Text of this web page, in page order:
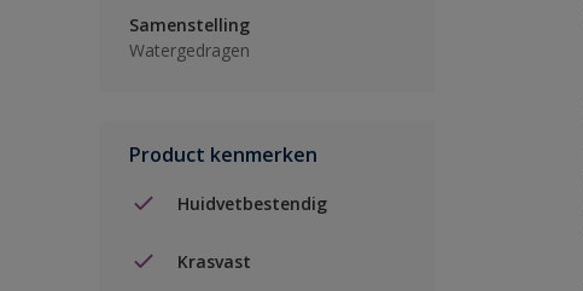
Samenstelling
Watergedragen
Product kenmerken
Huidvetbestendig
Krasvast